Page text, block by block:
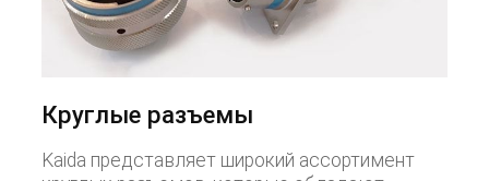
Круглые разъемы
Kaida представляет широкий ассортимент